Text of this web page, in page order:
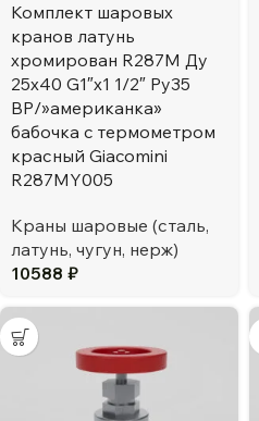
Комплект шаровых
кранов латунь
хромирован R287M Ду
25х40 G1″х1 1/2″ Ру35
ВР/»американка»
бабочка c термометром
красный Giacomini
R287MY005
Краны шаровые (сталь,
латунь, чугун, нерж)
10588 ₽